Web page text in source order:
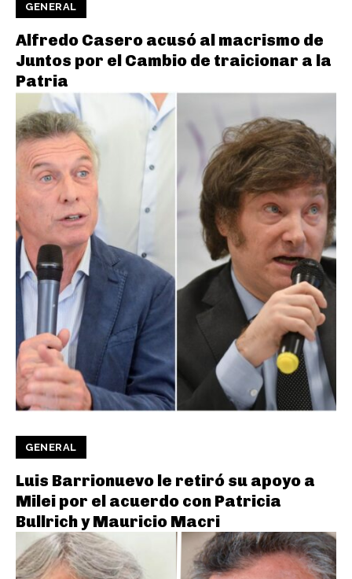
GENERAL
Alfredo Casero acusó al macrismo de
Juntos por el Cambio de traicionar a la
Patria
GENERAL
Luis Barrionuevo le retiró su apoyo a
Milei por el acuerdo con Patricia
Bullrich y Mauricio Macri